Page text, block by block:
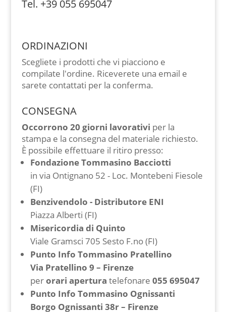
Tel. +39 055 695047
ORDINAZIONI
Scegliete i prodotti che vi piacciono e
compilate l'ordine. Riceverete una email e
sarete contattati per la conferma.
CONSEGNA
Occorrono 20 giorni lavorativi per la
stampa e la consegna del materiale richiesto.
È possibile effettuare il ritiro presso:
Fondazione Tommasino Bacciotti
in via Ontignano 52 - Loc. Montebeni Fiesole
(FI)
Benzivendolo - Distributore ENI
Piazza Alberti (FI)
Misericordia di Quinto
Viale Gramsci 705 Sesto F.no (FI)
Punto Info Tommasino Pratellino
Via Pratellino 9 – Firenze
perorari apertura telefonare 055 695047
Punto Info Tommasino Ognissanti
Borgo Ognissanti 38r – Firenze